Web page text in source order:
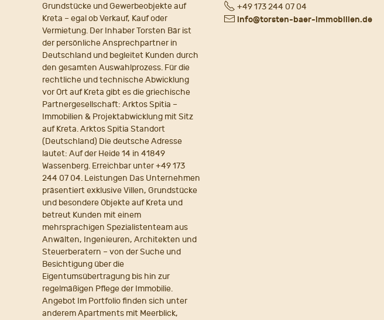
Grundstücke und Gewerbeobjekte auf
Kreta – egal ob Verkauf, Kauf oder
Vermietung. Der Inhaber Torsten Bär ist
der persönliche Ansprechpartner in
Deutschland und begleitet Kunden durch
den gesamten Auswahlprozess. Für die
rechtliche und technische Abwicklung
vor Ort auf Kreta gibt es die griechische
Partnergesellschaft: Arktos Spitia –
Immobilien & Projektabwicklung mit Sitz
auf Kreta. Arktos Spitia Standort
(Deutschland) Die deutsche Adresse
lautet: Auf der Heide 14 in 41849
Wassenberg. Erreichbar unter +49 173
244 07 04. Leistungen Das Unternehmen
präsentiert exklusive Villen, Grundstücke
und besondere Objekte auf Kreta und
betreut Kunden mit einem
mehrsprachigen Spezialistenteam aus
Anwälten, Ingenieuren, Architekten und
Steuerberatern – von der Suche und
Besichtigung über die
Eigentumsübertragung bis hin zur
regelmäßigen Pflege der Immobilie.
Angebot Im Portfolio finden sich unter
anderem Apartments mit Meerblick,
Fon+49 173 244 07 04
E- info@torsten-baer-immobilien.de